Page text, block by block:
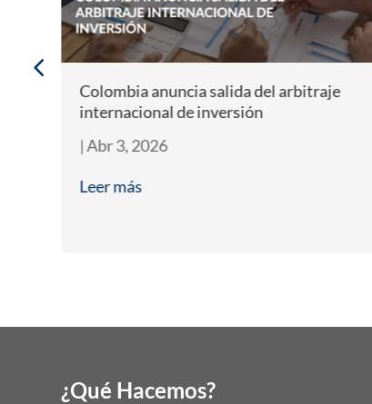
Colombia anuncia salida del arbitraje
internacional de inversión
|Abr 3, 2026
Leer más
¿Qué Hacemos?